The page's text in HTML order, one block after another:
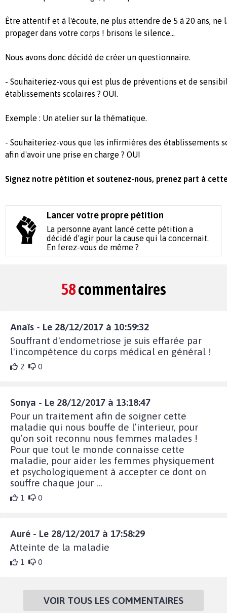
Être attentif et à l'écoute, ne plus attendre de 5 à 20 ans, ne
propager dans votre corps ! brisons le silence...
Nous avons donc décidé de créer un questionnaire.
- Souhaiteriez-vous qui est plus de préventions et de
établissements scolaires ? OUI.
Exemple : Un atelier sur la thématique.
- Souhaiteriez-vous que les infirmières des établissements
afin d'avoir une prise en charge ? OUI
Signez notre pétition et soutenez-nous, prenez part à
Lancer votre propre pétition
La personne ayant lancé cette pétition a
décidé d'agir pour la cause qui la concernait.
En ferez-vous de même ?
58commentaires
Anaïs - Le 28/12/2017 à 10:59:32
Souffrant d'endometriose je suis effarée par
l'incompétence du corps médical en général !
2 0
Sonya - Le 28/12/2017 à 13:18:47
Pour un traitement afin de soigner cette
maladie qui nous bouffe de l’interieur, pour
qu’on soit reconnu nous femmes malades !
Pour que tout le monde connaisse cette
maladie, pour aider les femmes physiquement
et psychologiquement à accepter ce dont on
souffre chaque jour ...
1 0
Auré - Le 28/12/2017 à 17:58:29
Atteinte de la maladie
1 0
VOIR TOUS LES COMMENTAIRES